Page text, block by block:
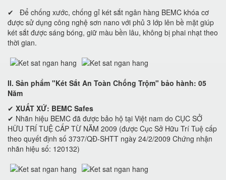
✔ Để chống xước, chống gỉ két sắt ngân hàng BEMC khóa cơ
được sử dụng công nghệ sơn nano với phủ 3 lớp lên bề mặt giúp
két sắt được sáng bóng, giữ màu bền lâu, không bị phai nhạt theo
thời gian.
II. Sản phẩm "Két Sắt An Toàn Chống Trộm" bảo hành: 05
Năm
✔ XUẤT XỨ: BEMC Safes
✔ Nhãn hiệu BEMC đã được bảo hộ tại Việt nam do CỤC SỞ
HỮU TRÍ TUỆ CẤP TỪ NĂM 2009 (được Cục Sở Hữu Trí Tuệ cấp
theo quyết định số 3737/QĐ-SHTT ngày 24/2/2009 Chứng nhận
nhãn hiệu số: 120132)